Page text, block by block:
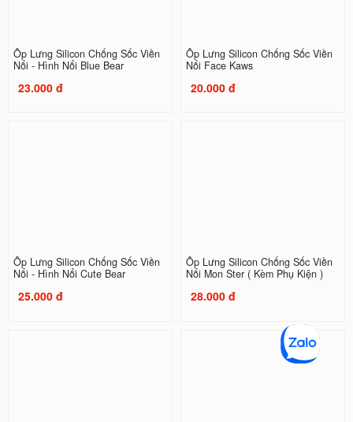
Ốp Lưng Silicon Chống Sốc Viền
Nổi - Hình Nổi Blue Bear
23.000 đ
Ốp Lưng Silicon Chống Sốc Viền
Nổi Face Kaws
20.000 đ
Ốp Lưng Silicon Chống Sốc Viền
Nổi - Hình Nổi Cute Bear
25.000 đ
Ốp Lưng Silicon Chống Sốc Viền
Nổi Mon Ster ( Kèm Phụ Kiện )
28.000 đ